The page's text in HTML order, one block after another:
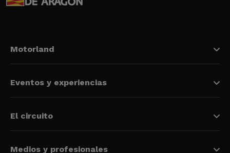
Motorland
Eventos y experiencias
El circuito
Medios y profesionales